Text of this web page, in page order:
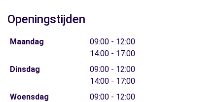
Openingstijden
Maandag
09:00 - 12:00
14:00 - 17:00
Dinsdag
09:00 - 12:00
14:00 - 17:00
Woensdag
09:00 - 12:00